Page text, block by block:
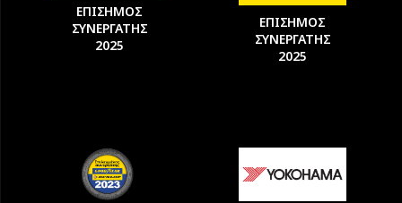
ΕΠΙΣΗΜΟΣ
ΣΥΝΕΡΓΑΤΗΣ
2025
ΕΠΙΣΗΜΟΣ
ΣΥΝΕΡΓΑΤΗΣ
2025